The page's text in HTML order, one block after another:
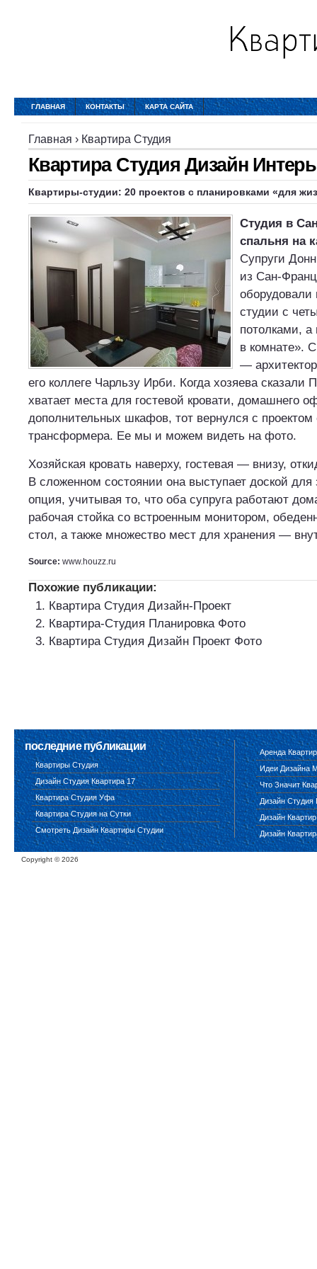
ГЛАВНАЯ КОНТАКТЫ КАРТА САЙТА
Главная › Квартира Студия
Квартира Студия Дизайн
Квартиры-студии: 20 проектов с планировками «для
Студия в
спальня на
Супруги
из Сан-
оборудовали
студии с
потолками, а
в комнате».
—
его коллеге Чарльзу Ирби. Когда хозяева сказали
хватает места для гостевой кровати, домашнего
дополнительных шкафов, тот вернулся с проектом
трансформера. Ее мы и можем видеть на фото.
Хозяйская кровать наверху, гостевая — внизу,
В сложенном состоянии она выступает доской для
опция, учитывая то, что оба супруга работают
рабочая стойка со встроенным монитором,
стол, а также множество мест для хранения —
Source: www.houzz.ru
Похожие публикации:
Квартира Студия Дизайн-Проект
Квартира-Студия Планировка Фото
Квартира Студия Дизайн Проект Фото
последние публикации
Квартиры Студия
Дизайн Студия Квартира 17
Квартира Студия Уфа
Квартира Студия на Сутки
Смотреть Дизайн Квартиры Студии
Аренда
Идеи Дизайна
Что Значит
Дизайн Студия
Дизайн
Дизайн
Copyright ©2026